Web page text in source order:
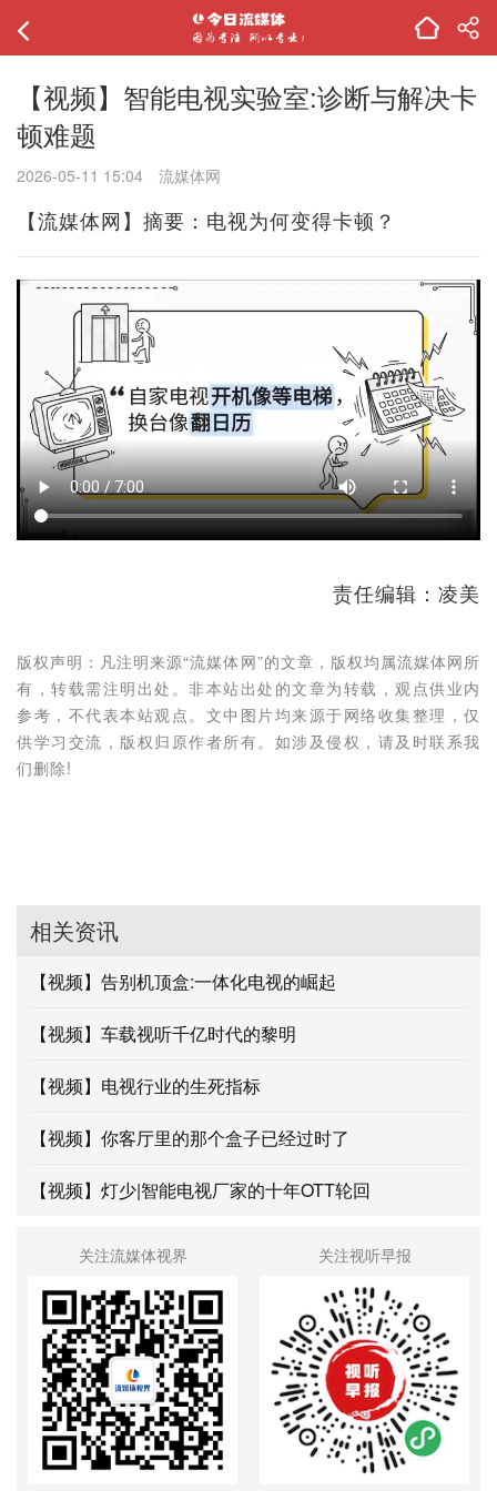
【视频】智能电视实验室:诊断与解决卡
顿难题
2026-05-11 15:04 流媒体网
【流媒体网】摘要：电视为何变得卡顿？
责任编辑：凌美
版权声明：凡注明来源“流媒体网”的文章，版权均属流媒体网所
有，转载需注明出处。非本站出处的文章为转载，观点供业内
参考，不代表本站观点。文中图片均来源于网络收集整理，仅
供学习交流，版权归原作者所有。如涉及侵权，请及时联系我
们删除!
相关资讯
【视频】告别机顶盒:一体化电视的崛起
【视频】车载视听千亿时代的黎明
【视频】电视行业的生死指标
【视频】你客厅里的那个盒子已经过时了
【视频】灯少|智能电视厂家的十年OTT轮回
关注流媒体视界 关注视听早报